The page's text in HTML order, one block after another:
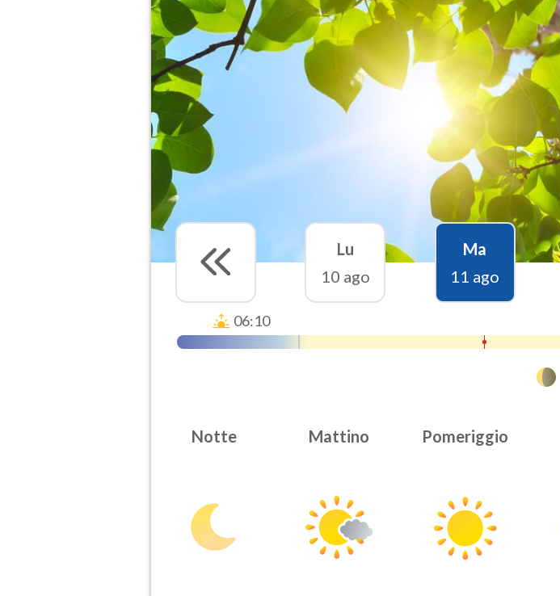
Lu
10 ago
Ma
11 ago
06:10
Notte Mattino Pomeriggio